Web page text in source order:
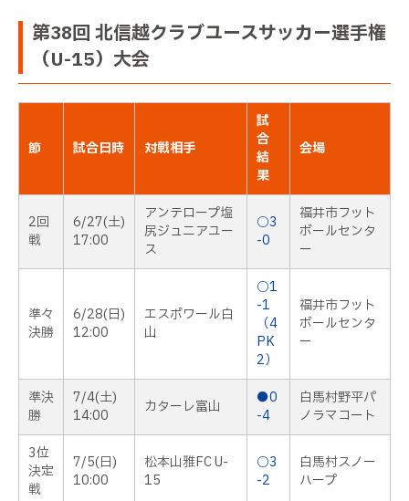
第38回 北信越クラブユースサッカー選手権
（U-15）大会
節 試合日時 対戦相手
試
合
結
果
会場
2回
戦
6/27(土)
17:00
アンテロープ塩
尻ジュニアユー
ス
○3
-0
福井市フット
ボールセンタ
ー
準々
決勝
6/28(日)
12:00
エスポワール白
山
○1
-1
（4
PK
2）
福井市フット
ボールセンタ
ー
準決
勝
7/4(土)
14:00
カターレ富山
●0
-4
白馬村野平パ
ノラマコート
3位
決定
戦
7/5(日)
10:00
松本山雅FC U-
15
○3
-2
白馬村スノー
ハープ